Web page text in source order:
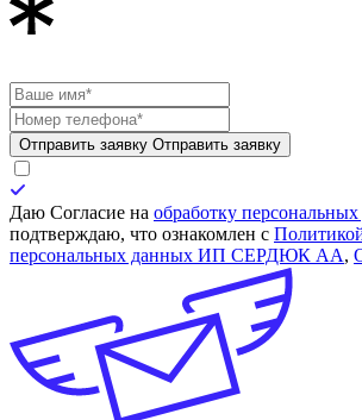
Отправить заявку Отправить заявку
Даю Согласие на обработку
подтверждаю, что ознакомлен с
персональных данных ИП СЕРДЮК АА,